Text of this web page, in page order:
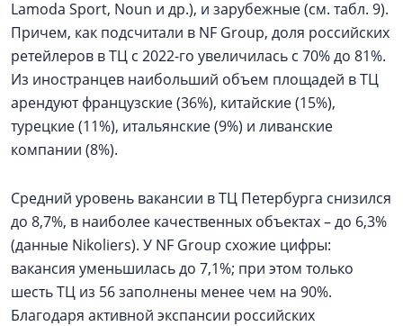
Lamoda Sport, Noun и др.), и зарубежные (см. табл. 9).
Причем, как подсчитали в NF Group, доля российских
ретейлеров в ТЦ с 2022-го увеличилась с 70% до 81%.
Из иностранцев наибольший объем площадей в ТЦ
арендуют французские (36%), китайские (15%),
турецкие (11%), итальянские (9%) и ливанские
компании (8%).
Средний уровень вакансии в ТЦ Петербурга снизился
до 8,7%, в наиболее качественных объектах – до 6,3%
(данные Nikoliers). У NF Group схожие цифры:
вакансия уменьшилась до 7,1%; при этом только
шесть ТЦ из 56 заполнены менее чем на 90%.
Благодаря активной экспансии российских